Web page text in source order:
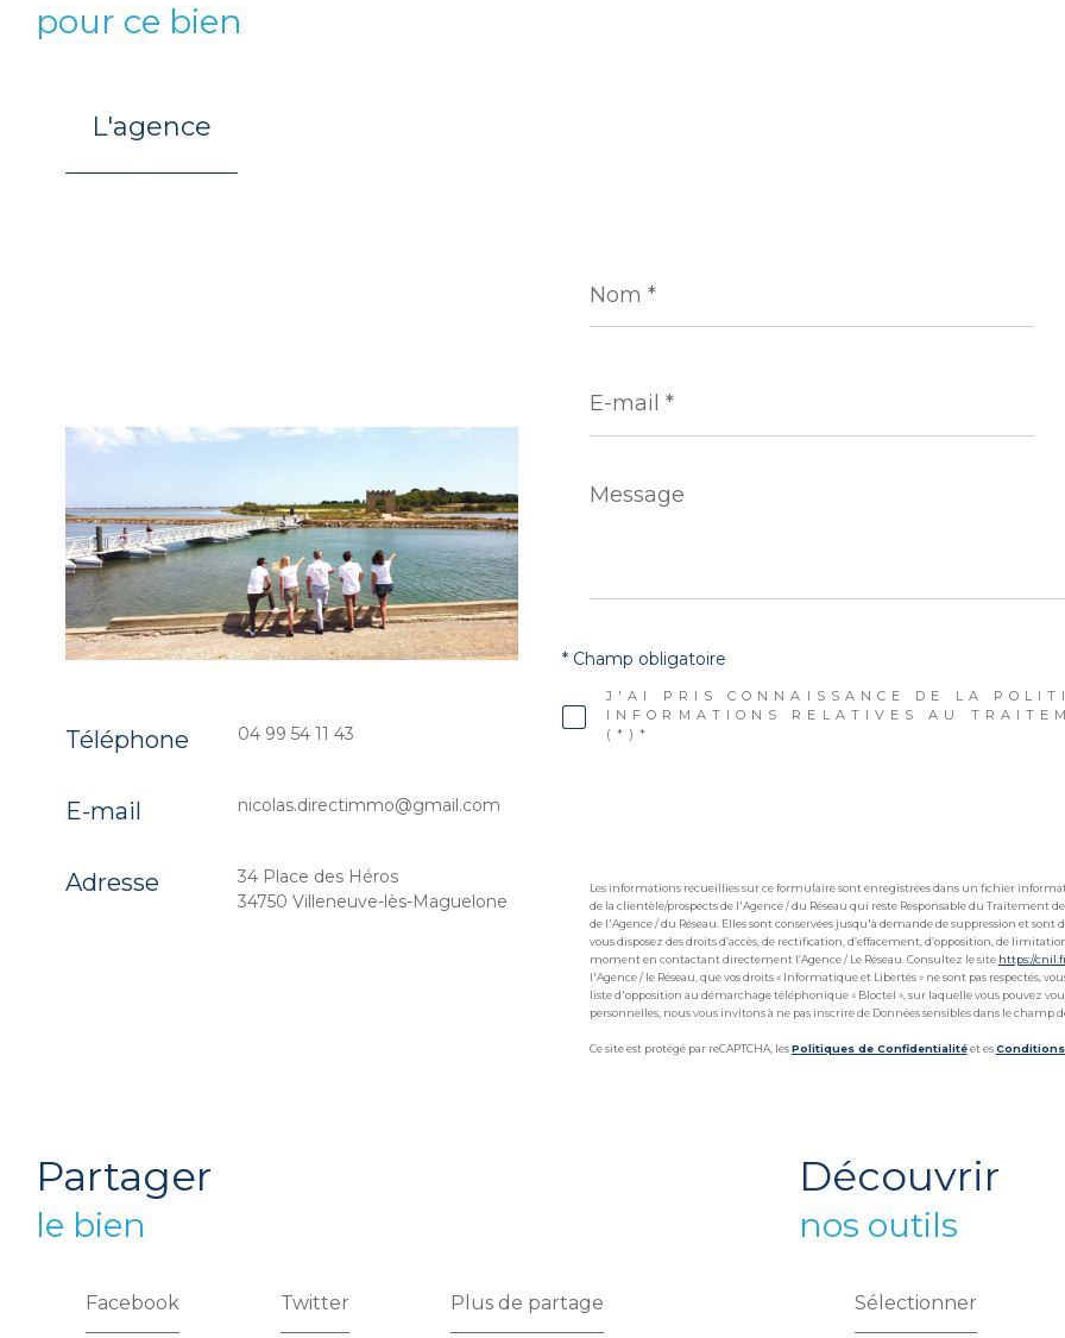
pour ce bien
L'agence
Téléphone 04 99 54 11 43
E-mail nicolas.directimmo@gmail.com
Adresse
34 Place des Héros
34750 Villeneuve-lès-Maguelone
*
mail
*
Message
*
J'AI PRIS CONNAISSANCE DE LA
INFORMATIONS RELATIVES AU
(*)*
* Champ obligatoire
Les informations recueillies sur ce formulaire sont enregistrées dans un fichier
de la clientèle/prospects de l'Agence / du Réseau qui reste Responsable du
de l'Agence / du Réseau. Elles sont conservées jusqu'à demande de suppression et
vous disposez des droits d’accès, de rectification, d’effacement, d’opposition, de
moment en contactant directement l’Agence / Le Réseau. Consultez le site https://
l'Agence / le Réseau, que vos droits « Informatique et Libertés » ne sont pas respectés,
liste d'opposition au démarchage téléphonique « Bloctel », sur laquelle vous pouvez
personnelles, nous vous invitons à ne pas inscrire de Données sensibles dans le champ
Ce site est protégé par reCAPTCHA, lesPolitiques de Confidentialitéet es
partager
le bien
Facebook Twitter Plus de partage
découvrir
nos outils
Sélectionner